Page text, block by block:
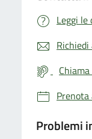
Leggi
Problemi